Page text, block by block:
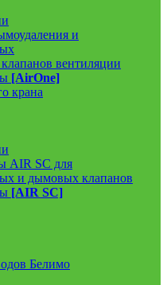
и
вентиляции
[AirOne]
крана
AIR SC для
и дымовых клапанов
[AIR SC]
Белимо